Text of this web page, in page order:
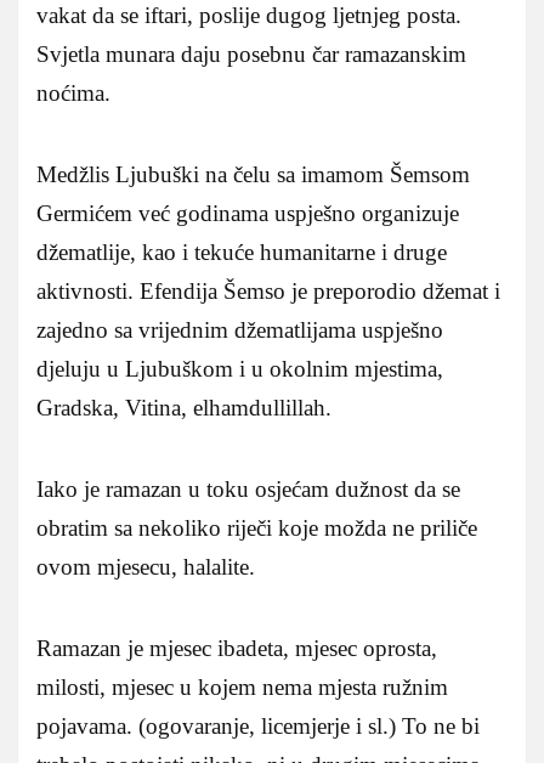
vakat da se iftari, poslije dugog ljetnjeg posta.
Svjetla munara daju posebnu čar ramazanskim
noćima.
Medžlis Ljubuški na čelu sa imamom Šemsom
Germićem već godinama uspješno organizuje
džematlije, kao i tekuće humanitarne i druge
aktivnosti. Efendija Šemso je preporodio džemat i
zajedno sa vrijednim džematlijama uspješno
djeluju u Ljubuškom i u okolnim mjestima,
Gradska, Vitina, elhamdullillah.
Iako je ramazan u toku osjećam dužnost da se
obratim sa nekoliko riječi koje možda ne priliče
ovom mjesecu, halalite.
Ramazan je mjesec ibadeta, mjesec oprosta,
milosti, mjesec u kojem nema mjesta ružnim
pojavama. (ogovaranje, licemjerje i sl.) To ne bi